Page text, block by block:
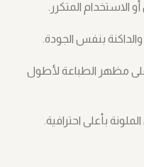
الاستخدام المتكرر.
بنفس الجودة.
مظهر الطباعة لأطول
بأعلى احترافية.